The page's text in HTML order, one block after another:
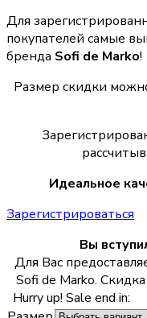
Для
покупателей самые
бренда Sofi de Marko!
Размер скидки
Идеальное
Зарегистрироваться
Вы
Для Вас
Sofi de Marko.
Hurry up! Sale end in: